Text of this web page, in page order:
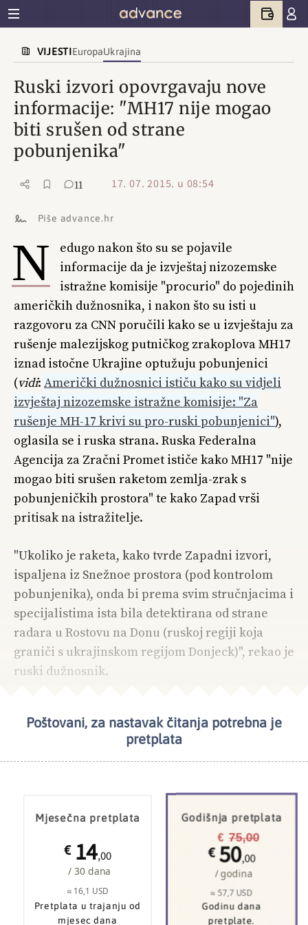
VIJESTIEuropaUkrajina
Ruski izvori opovrgavaju nove
informacije: "MH17 nije mogao
biti srušen od strane
pobunjenika"
11 17. 07. 2015. u 08:54
Piše advance.hr
N
edugo nakon što su se pojavile
informacije da je izvještaj nizozemske
istražne komisije "procurio" do pojedinih
američkih dužnosnika, i nakon što su isti u
razgovoru za CNN poručili kako se u izvještaju za
rušenje malezijskog putničkog zrakoplova MH17
iznad istočne Ukrajine optužuju pobunjenici
(vidi: Američki dužnosnici ističu kako su vidjeli
izvještaj nizozemske istražne komisije: "Za
rušenje MH-17 krivi su pro-ruski pobunjenici"),
oglasila se i ruska strana. Ruska Federalna
Agencija za Zračni Promet ističe kako MH17 "nije
mogao biti srušen raketom zemlja-zrak s
pobunjeničkih prostora" te kako Zapad vrši
pritisak na istražitelje.
"Ukoliko je raketa, kako tvrde Zapadni izvori,
ispaljena iz Snežnoe prostora (pod kontrolom
pobunjenika), onda bi prema svim stručnjacima i
specijalistima ista bila detektirana od strane
radara u Rostovu na Donu (ruskoj regiji koja
graniči s ukrajinskom regijom Donjeck)", rekao je
ruski dužnosnik.
Poštovani, za nastavak čitanja potrebna je
pretplata
Mjesečna pretplata
€ 14,00
/ 30 dana
≈ 16,1 USD
Pretplata u trajanju od
mjesec dana
Godišnja pretplata
€ 75,00
€ 50,00
/ godina
≈ 57,7 USD
Godinu dana
pretplate.
NAJČITANIJE UKRAJINA